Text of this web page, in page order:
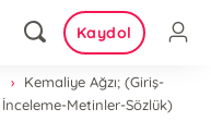
Kaydol
Kemaliye Ağzı; (Giriş-
İnceleme-Metinler-Sözlük)